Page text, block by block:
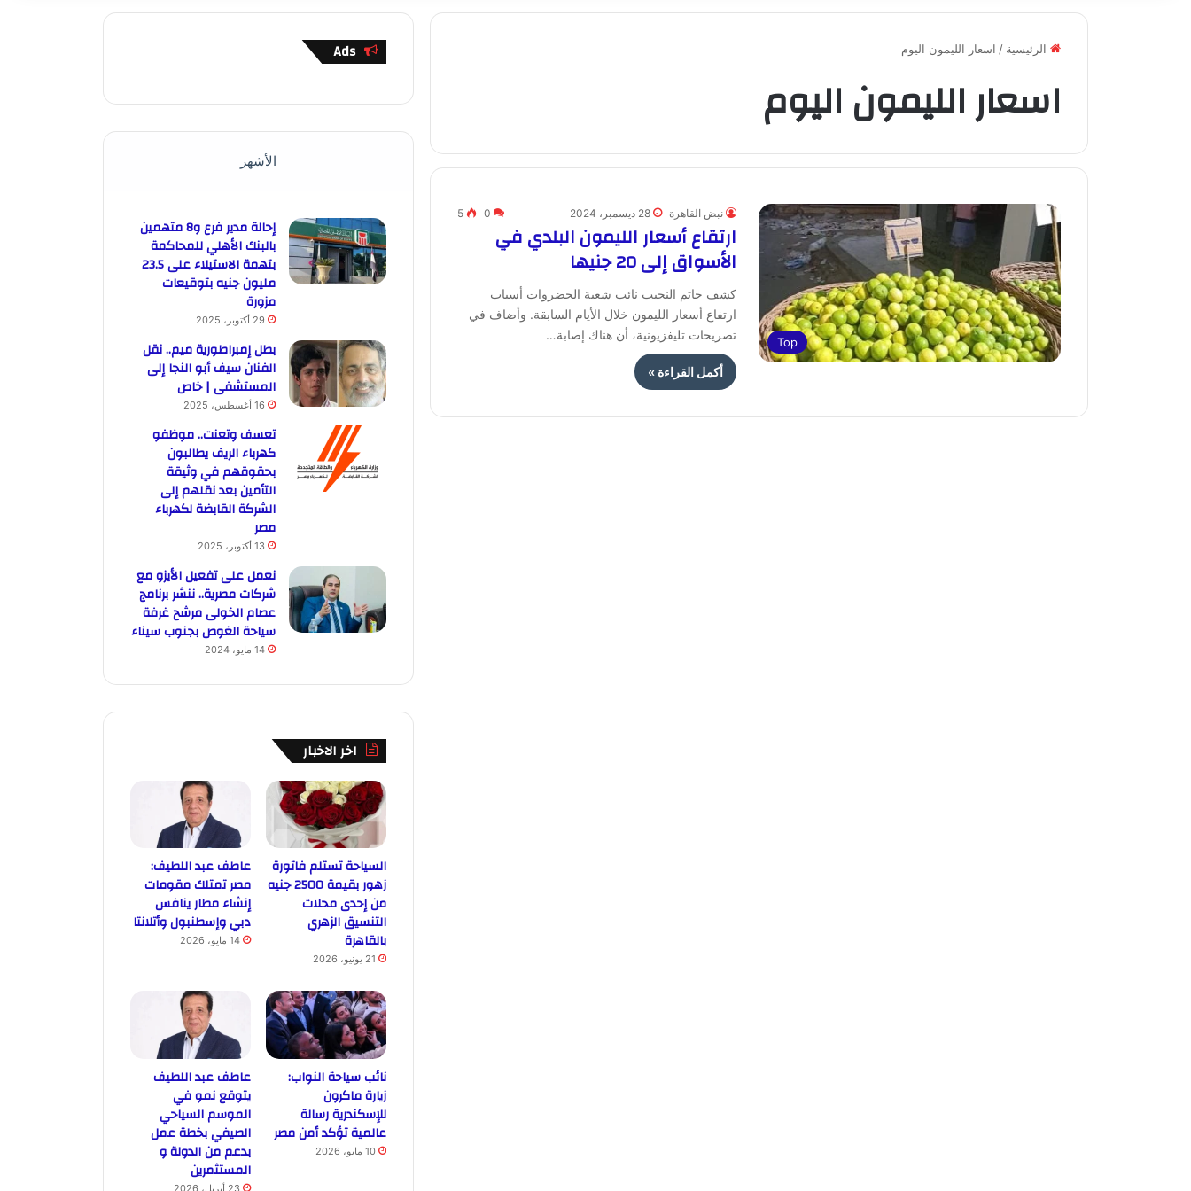
الرئيسية / اسعار الليمون اليوم
اسعار الليمون اليوم
Top
نبض القاهرة 28 ديسمبر، 2024 0
5
ارتقاع أسعار الليمون البلدي في
الأسواق إلى 20 جنيها
كشف حاتم النجيب نائب شعبة الخضروات أسباب
ارتفاع أسعار الليمون خلال الأيام السابقة. وأضاف في
تصريحات تليفزيونية، أن هناك إصابة…
أكمل القراءة »
Ads
الأشهر
إحالة مدير فرع و8 متهمين
بالبنك الأهلي للمحاكمة
بتهمة الاستيلاء على 23.5
مليون جنيه بتوقيعات
مزورة
29 أكتوبر، 2025
بطل إمبراطورية ميم.. نقل
الفنان سيف أبو النجا إلى
المستشفى | خاص
16 أغسطس، 2025
تعسف وتعنت.. موظفو
كهرباء الريف يطالبون
بحقوقهم في وثيقة
التأمين بعد نقلهم إلى
الشركة القابضة لكهرباء
مصر
13 أكتوبر، 2025
نعمل على تفعيل الأيزو مع
شركات مصرية.. ننشر برنامج
عصام الخولى مرشح غرفة
سياحة الغوص بجنوب سيناء
14 مايو، 2024
اخر الاخبار
السياحة تستلم فاتورة
زهور بقيمة 2500 جنيه
من إحدى محلات
التنسيق الزهري
بالقاهرة
21 يونيو، 2026
عاطف عبد اللطيف:
مصر تمتلك مقومات
إنشاء مطار ينافس
دبي وإسطنبول وأتلانتا
14 مايو، 2026
نائب سياحة النواب:
زيارة ماكرون
للإسكندرية رسالة
عالمية تؤكد أمن مصر
10 مايو، 2026
عاطف عبد اللطيف
يتوقع نمو في
الموسم السياحي
الصيفي بخطة عمل
بدعم من الدولة و
المستثمرين
23 أبريل، 2026